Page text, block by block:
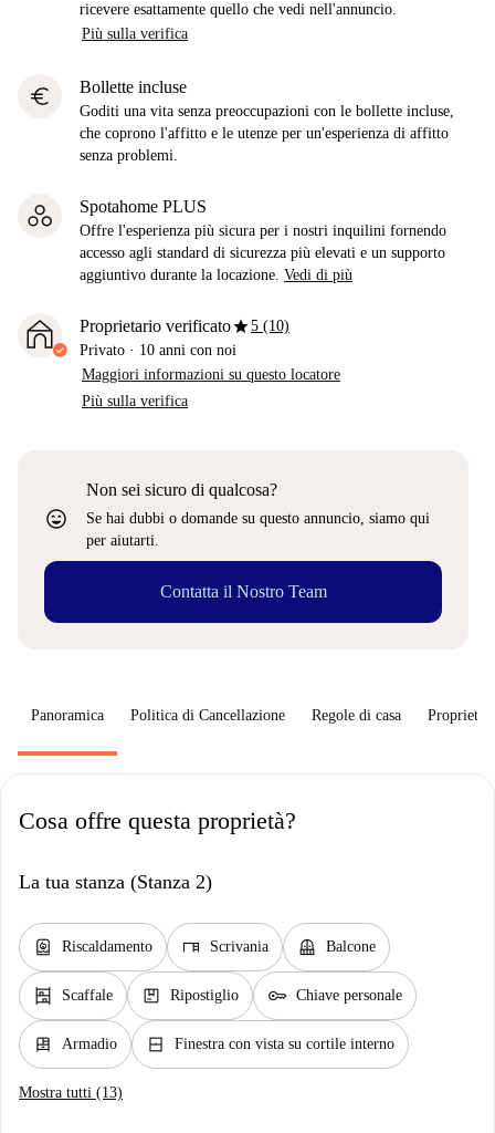
ricevere esattamente quello che vedi nell'annuncio.
Più sulla verifica
euro Bollette incluse
Goditi una vita senza preoccupazioni con le bollette incluse,
che coprono l'affitto e le utenze per un'esperienza di affitto
senza problemi.
Spotahome PLUS
Offre l'esperienza più sicura per i nostri inquilini fornendo
accesso agli standard di sicurezza più elevati e un supporto
aggiuntivo durante la locazione. Vedi di più
Proprietario verificatostar5 (10)
Privato · 10 anni con noi
Maggiori informazioni su questo locatore
Più sulla verifica
sentiment_very_satisfied
Non sei sicuro di qualcosa?
Se hai dubbi o domande su questo annuncio, siamo qui
per aiutarti.
Contatta il Nostro Team
Panoramica Politica di Cancellazione Regole di casa
Cosa offre questa proprietà?
La tua stanza (Stanza 2)
water_heater Riscaldamento desk Scrivania balcony Balcone
shelves Scaffale package Ripostiglio key Chiave personale
dresser Armadio window_closed Finestra con vista su cortile interno
Mostra tutti (13)